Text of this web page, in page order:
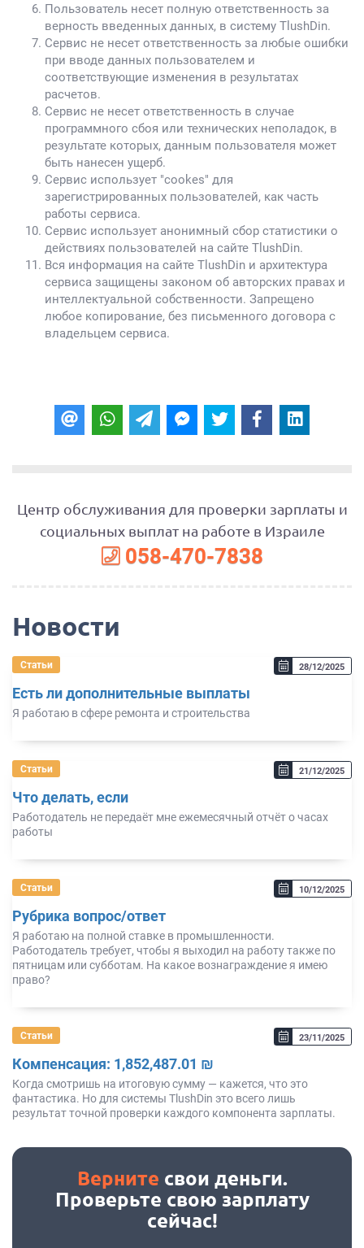
Пользователь несет полную ответственность за
верность введенных данных, в систему TlushDin.
Сервис не несет ответственность за любые ошибки
при вводе данных пользователем и
соответствующие изменения в результатах
расчетов.
Сервис не несет ответственность в случае
программного сбоя или технических неполадок, в
результате которых, данным пользователя может
быть нанесен ущерб.
Сервис использует "cookes" для
зарегистрированных пользователей, как часть
работы сервиса.
Сервис использует анонимный сбор статистики о
действиях пользователей на сайте TlushDin.
Вся информация на сайте TlushDin и архитектура
сервиса защищены законом об авторских правах и
интеллектуальной собственности. Запрещено
любое копирование, без письменного договора с
владельцем сервиса.
Центр обслуживания для проверки зарплаты и
социальных выплат на работе в Израиле
058-470-7838
Новости
28/12/2025
Статьи
Есть ли дополнительные выплаты
Я работаю в сфере ремонта и строительства
21/12/2025
Статьи
Что делать, если
Работодатель не передаёт мне ежемесячный отчёт о часах
работы
10/12/2025
Статьи
Рубрика вопрос/ответ
Я работаю на полной ставке в промышленности.
Работодатель требует, чтобы я выходил на работу также по
пятницам или субботам. На какое вознаграждение я имею
право?
23/11/2025
Статьи
Компенсация: 1,852,487.01 ₪
Когда смотришь на итоговую сумму — кажется, что это
фантастика. Но для системы TlushDin это всего лишь
результат точной проверки каждого компонента зарплаты.
Верните свои деньги.
Проверьте свою зарплату
сейчас!